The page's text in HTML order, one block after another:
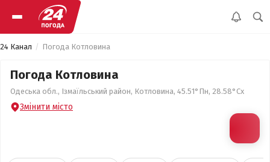
24 Канал Погода Котловина
Погода Котловина
Одеська обл., Ізмаїльський район, Котловина, 45.51°Пн, 28.58°Сх
Змінити місто